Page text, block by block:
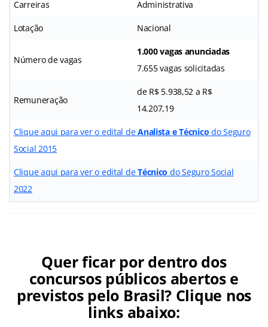
Carreiras Administrativa
Lotação Nacional
Número de vagas
1.000 vagas anunciadas
7.655 vagas solicitadas
Remuneração
de R$ 5.938,52 a R$
14.207,19
Clique aqui para ver o edital deAnalista e Técnico do Seguro
Social 2015
Clique aqui para ver o edital deTécnico do Seguro Social
2022
Quer ficar por dentro dos
concursos públicos abertos e
previstos pelo Brasil? Clique nos
links abaixo: